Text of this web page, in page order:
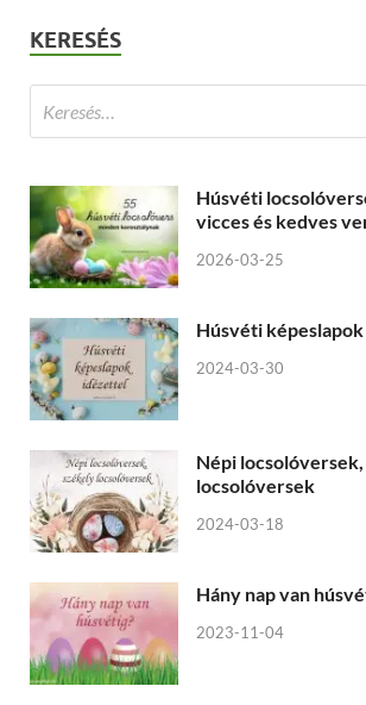
KERESÉS
Húsvéti
vicces és kedves
2026-03-25
Húsvéti
2024-03-30
Népi
locsolóversek
2024-03-18
Hány nap van
2023-11-04